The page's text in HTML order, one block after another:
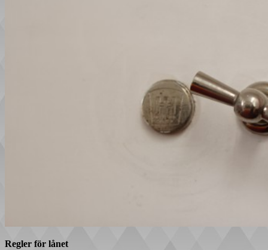
Regler för lånet